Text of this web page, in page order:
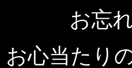
お忘
お心当たり